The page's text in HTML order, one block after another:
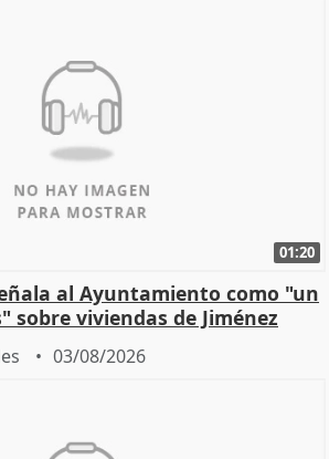
01:20
al Ayuntamiento como "un
sobre viviendas de Jiménez
03/08/2026